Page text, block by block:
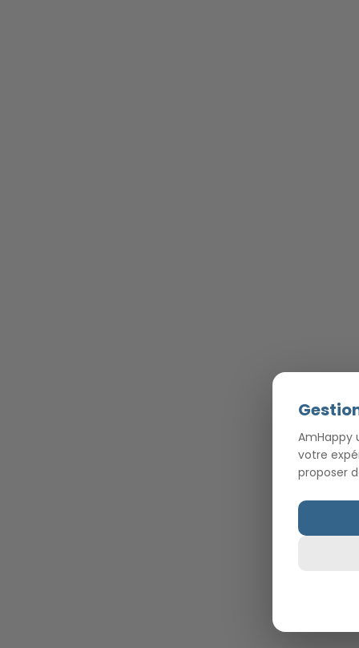
AmHappy
votre
proposer